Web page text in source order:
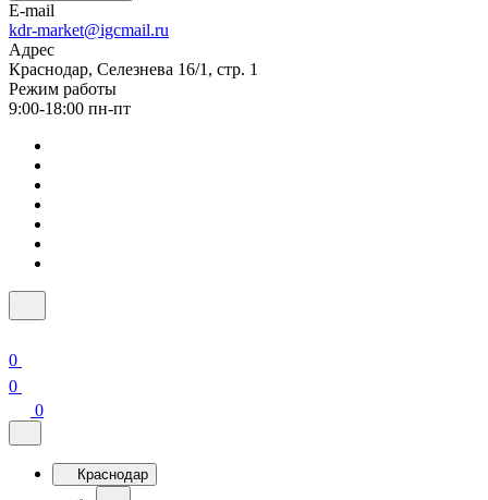
E-mail
kdr-market@igcmail.ru
Адрес
Краснодар, Селезнева 16/1, стр. 1
Режим работы
9:00-18:00 пн-пт
0
0
0
Краснодар